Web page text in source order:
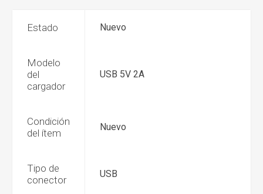
Estado Nuevo
Modelo
del
cargador
USB 5V 2A
Condición
del ítem
Nuevo
Tipo de
conector
USB